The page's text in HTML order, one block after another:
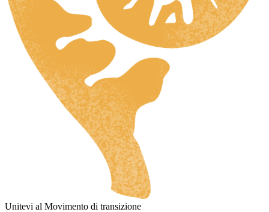
Unitevi al Movimento di transizione